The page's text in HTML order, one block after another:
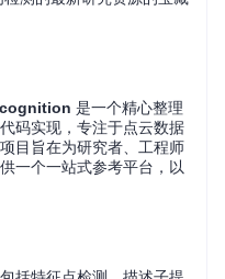
是一个精心整理
码实现，专注于点云数据
目旨在为研究者、工程师
一个一站式参考平台，以